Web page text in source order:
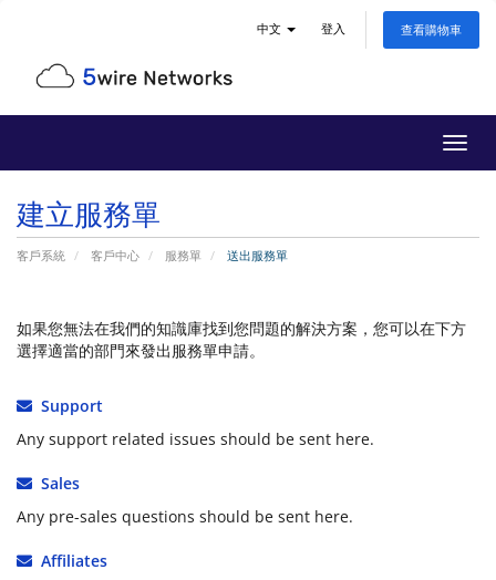
中文 登入 查看購物車
切
換
建立服務單
客戶系統 客戶中心 服務單 送出服務單
如果您無法在我們的知識庫找到您問題的解決方案，您可以在下方
選擇適當的部門來發出服務單申請。
Support
Any support related issues should be sent here.
Sales
Any pre-sales questions should be sent here.
Affiliates